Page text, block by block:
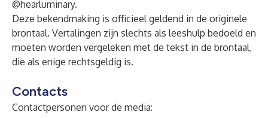
@hearluminary.
Deze bekendmaking is officieel geldend in de originele
brontaal. Vertalingen zijn slechts als leeshulp bedoeld en
moeten worden vergeleken met de tekst in de brontaal,
die als enige rechtsgeldig is.
Contacts
Contactpersonen voor de media: